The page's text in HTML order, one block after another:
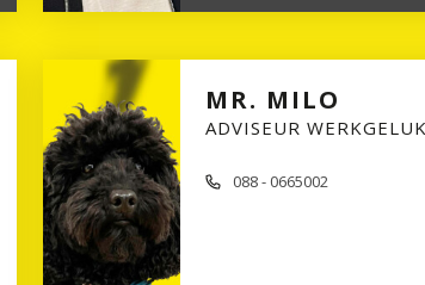
MR. MILO
ADVISEUR WERKGELUK
088 - 0665002